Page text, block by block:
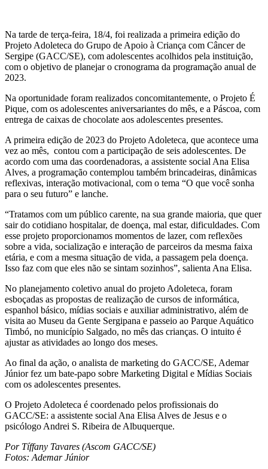
Na tarde de terça-feira, 18/4, foi realizada a primeira edição do
Projeto Adoleteca do Grupo de Apoio à Criança com Câncer de
Sergipe (GACC/SE), com adolescentes acolhidos pela instituição,
com o objetivo de planejar o cronograma da programação anual de
2023.
Na oportunidade foram realizados concomitantemente, o Projeto É
Pique, com os adolescentes aniversariantes do mês, e a Páscoa, com
entrega de caixas de chocolate aos adolescentes presentes.
A primeira edição de 2023 do Projeto Adoleteca, que acontece uma
vez ao mês, contou com a participação de seis adolescentes. De
acordo com uma das coordenadoras, a assistente social Ana Elisa
Alves, a programação contemplou também brincadeiras, dinâmicas
reflexivas, interação motivacional, com o tema “O que você sonha
para o seu futuro” e lanche.
“Tratamos com um público carente, na sua grande maioria, que quer
sair do cotidiano hospitalar, de doença, mal estar, dificuldades. Com
esse projeto proporcionamos momentos de lazer, com reflexões
sobre a vida, socialização e interação de parceiros da mesma faixa
etária, e com a mesma situação de vida, a passagem pela doença.
Isso faz com que eles não se sintam sozinhos”, salienta Ana Elisa.
No planejamento coletivo anual do projeto Adoleteca, foram
esboçadas as propostas de realização de cursos de informática,
espanhol básico, mídias sociais e auxiliar administrativo, além de
visita ao Museu da Gente Sergipana e passeio ao Parque Aquático
Timbó, no município Salgado, no mês das crianças. O intuito é
ajustar as atividades ao longo dos meses.
Ao final da ação, o analista de marketing do GACC/SE, Ademar
Júnior fez um bate-papo sobre Marketing Digital e Mídias Sociais
com os adolescentes presentes.
O Projeto Adoleteca é coordenado pelos profissionais do
GACC/SE: a assistente social Ana Elisa Alves de Jesus e o
psicólogo Andrei S. Ribeira de Albuquerque.
Por Tíffany Tavares (Ascom GACC/SE)
Fotos: Ademar Júnior